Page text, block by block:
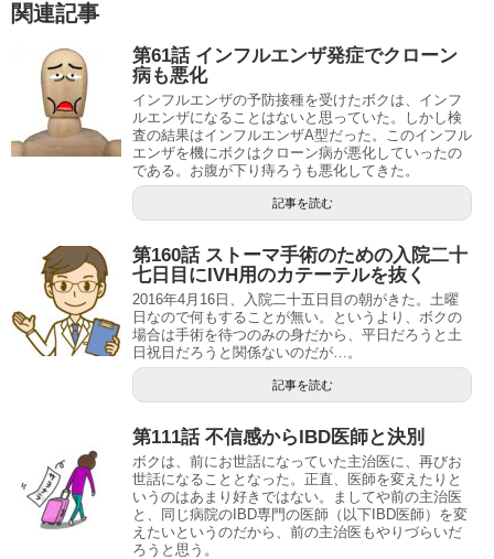
関連記事
第61話 インフルエンザ発症でクローン
病も悪化
インフルエンザの予防接種を受けたボクは、インフ
ルエンザになることはないと思っていた。しかし検
査の結果はインフルエンザA型だった。このインフル
エンザを機にボクはクローン病が悪化していったの
である。お腹が下り痔ろうも悪化してきた。
記事を読む
第160話 ストーマ手術のための入院二十
七日目にIVH用のカテーテルを抜く
2016年4月16日、入院二十五日目の朝がきた。土曜
日なので何もすることが無い。というより、ボクの
場合は手術を待つのみの身だから、平日だろうと土
日祝日だろうと関係ないのだが…。
記事を読む
第111話 不信感からIBD医師と決別
ボクは、前にお世話になっていた主治医に、再びお
世話になることとなった。正直、医師を変えたりと
いうのはあまり好きではない。ましてや前の主治医
と、同じ病院のIBD専門の医師（以下IBD医師）を変
えたいというのだから、前の主治医もやりづらいだ
ろうと思う。